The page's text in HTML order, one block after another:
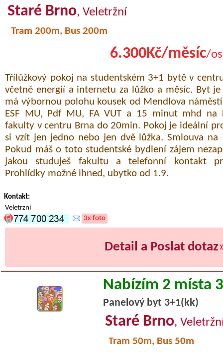
Staré Brno, Veletržní
Tram 200m, Bus 200m
6.300Kč/měsíc/
Třílůžkový pokoj na studentském 3+1 bytě v
včetně energií a internetu za lůžko a měsíc. Byt
má výbornou polohu kousek od Mendlova
ESF MU, Pdf MU, FA VUT a 15 minut mhd na
fakulty v centru Brna do 20min. Pokoj je ideální
si vzít jen jedno nebo jen dvě lůžka. Smlouva
Pokud máš o toto studentské bydlení zájem
jakou studuješ fakultu a telefonní kontakt
Prohlídky možné ihned, ubytko od 1.9.
Kontakt:
Veletrzni
3x foto
Detail a Poslat dotaz
Nabízím 2 místa
Panelový byt 3+1(kk)
Staré Brno,
Tram 50m, Bus 50m